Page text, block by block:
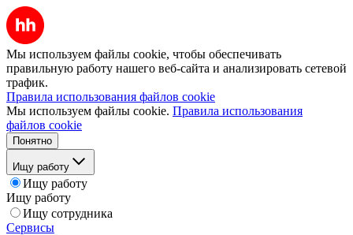
Мы используем файлы cookie, чтобы обеспечивать
правильную работу нашего веб-сайта и анализировать сетевой
трафик.
Правила использования файлов cookie
Мы используем файлы cookie. Правила использования
файлов cookie
Понятно
Ищу работу
Ищу работу
Ищу работу
Ищу сотрудника
Сервисы